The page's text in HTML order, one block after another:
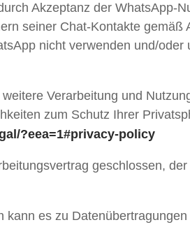
Akzeptanz der WhatsApp-
seiner Chat-Kontakte
nicht verwenden und/
Verarbeitung und
zum Schutz Ihrer
/?eea=1#privacy-policy
geschlossen,
es zu